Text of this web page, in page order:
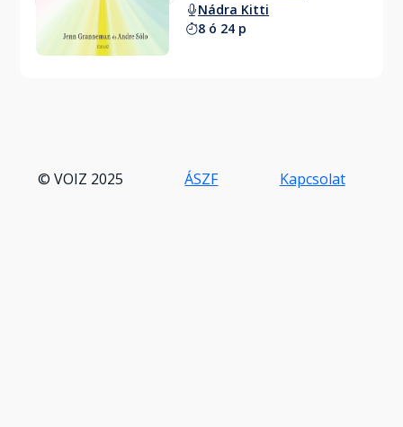
Nádra Kitti
8 ó 24 p
© VOIZ 2025 ÁSZF Kapcsolat